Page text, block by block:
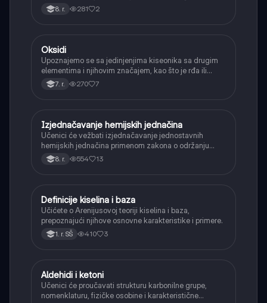
njihovu ulogu.
8. r. 281 2
Hemija
Oksidi
Upoznajemo se sa jedinjenjima kiseonika sa drugim
elementima i njihovim značajem, kao što je rđa ili
ugljen-dioksid.
7. r. 270 7
Hemija
Izjednačavanje hemijskih jednačina
Učenici će vežbati izjednačavanje jednostavnih
hemijskih jednačina primenom zakona o održanju
mase, osiguravajući isti broj atoma sa obe strane.
8. r. 554 13
Hemija
Definicije kiselina i baza
Učićete o Arenijusovoj teoriji kiselina i baza,
prepoznajući njihove osnovne karakteristike i primere.
1. r. SŠ 410 3
Hemija
Aldehidi i ketoni
Učenici će proučavati strukturu karbonilne grupe,
nomenklaturu, fizičke osobine i karakteristične